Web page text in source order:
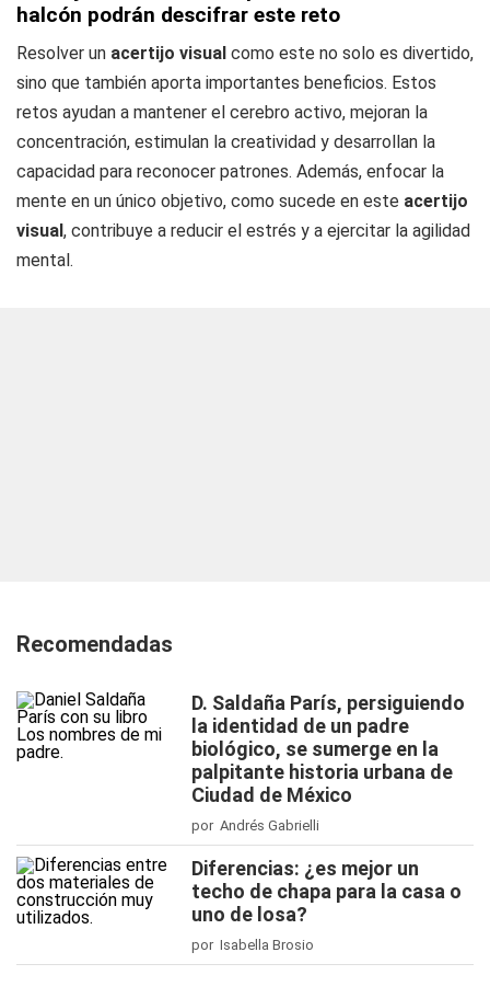
halcón podrán descifrar este reto
Resolver un acertijo visual como este no solo es divertido,
sino que también aporta importantes beneficios. Estos
retos ayudan a mantener el cerebro activo, mejoran la
concentración, estimulan la creatividad y desarrollan la
capacidad para reconocer patrones. Además, enfocar la
mente en un único objetivo, como sucede en este acertijo
visual, contribuye a reducir el estrés y a ejercitar la agilidad
mental.
Recomendadas
D. Saldaña París, persiguiendo
la identidad de un padre
biológico, se sumerge en la
palpitante historia urbana de
Ciudad de México
por Andrés Gabrielli
Diferencias: ¿es mejor un
techo de chapa para la casa o
uno de losa?
por Isabella Brosio